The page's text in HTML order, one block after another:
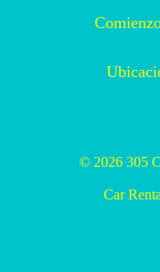
© 2026 305
Car